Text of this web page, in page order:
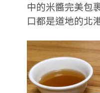
中的米醬完美包
口都是道地的北